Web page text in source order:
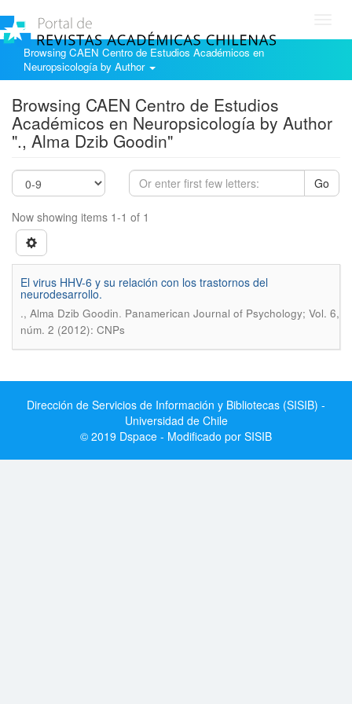
Browsing CAEN Centro de Estudios Académicos en
Neuropsicología by Author
Browsing CAEN Centro de Estudios
Académicos en Neuropsicología by Author
"., Alma Dzib Goodin"
Go
Now showing items 1-1 of 1
El virus HHV-6 y su relación con los trastornos del
neurodesarrollo.
., Alma Dzib Goodin. Panamerican Journal of Psychology; Vol. 6,
núm. 2 (2012): CNPs
Dirección de Servicios de Información y Bibliotecas (SISIB) -
Universidad de Chile
© 2019 Dspace - Modificado por SISIB